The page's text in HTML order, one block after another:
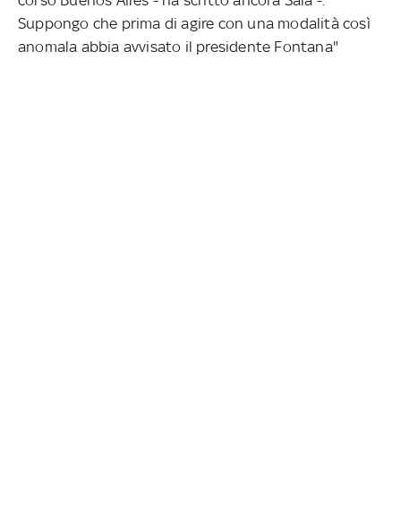
Suppongo che prima di agire con una modalità così
anomala abbia avvisato il presidente Fontana"